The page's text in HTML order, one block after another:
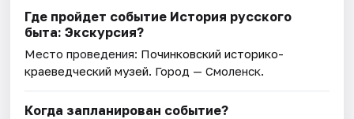
Где пройдет событие История русского
быта: Экскурсия?
Место проведения: Починковский историко-
краеведческий музей. Город — Смоленск.
Когда запланирован событие?